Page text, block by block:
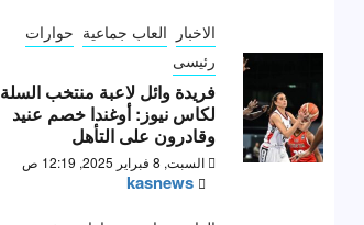
الاخبار العاب جماعية حوارات
رئيسى
فريدة وائل لاعبة منتخب السلة
لكاس نيوز: أوغندا خصم عنيد
وقادرون على التأهل
السبت, 8 فبراير 2025, 12:19 ص
kasnews